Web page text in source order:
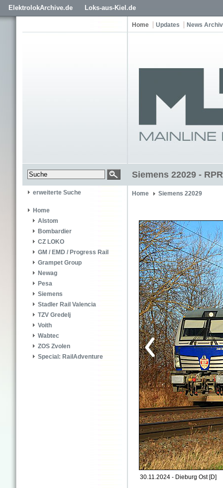
ElektrolokArchive.de Loks-aus-Kiel.de
Home Updates News Archiv
Siemens 22029 -
erweiterte Suche
Home
Alstom
Bombardier
CZ LOKO
GM / EMD / Progress Rail
Grampet Group
Newag
Pesa
Siemens
Stadler Rail Valencia
TZV Gredelj
Voith
Wabtec
ZOS Zvolen
Special: RailAdventure
Home Siemens 22029
30.11.2024 - Dieburg Ost [D]